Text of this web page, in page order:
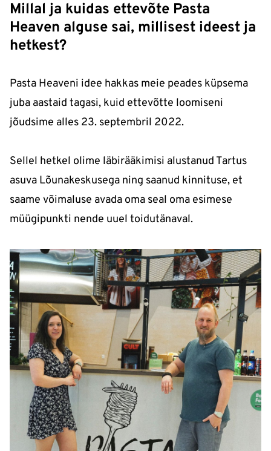
Millal ja kuidas ettevõte Pasta
Heaven alguse sai, millisest ideest ja
hetkest?
Pasta Heaveni idee hakkas meie peades küpsema
juba aastaid tagasi, kuid ettevõtte loomiseni
jõudsime alles 23. septembril 2022.
Sellel hetkel olime läbirääkimisi alustanud Tartus
asuva Lõunakeskusega ning saanud kinnituse, et
saame võimaluse avada oma seal oma esimese
müügipunkti nende uuel toidutänaval.